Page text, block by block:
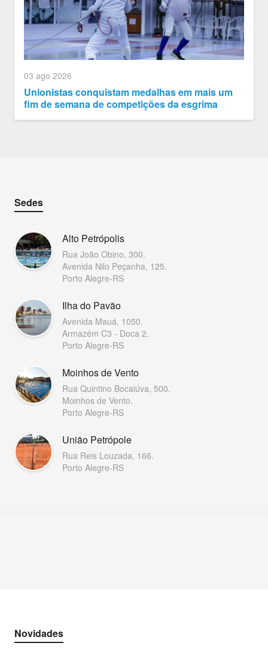
03 ago 2026
Unionistas conquistam medalhas em mais um
fim de semana de competições da esgrima
Sedes
Alto Petrópolis
Rua João Obino, 300.
Avenida Nilo Peçanha, 125.
Porto Alegre-RS
Ilha do Pavão
Avenida Mauá, 1050.
Armazém C3 - Doca 2.
Porto Alegre-RS
Moinhos de Vento
Rua Quintino Bocaiúva, 500.
Moinhos de Vento.
Porto Alegre-RS
União Petrópole
Rua Reis Louzada, 166.
Porto Alegre-RS
Novidades